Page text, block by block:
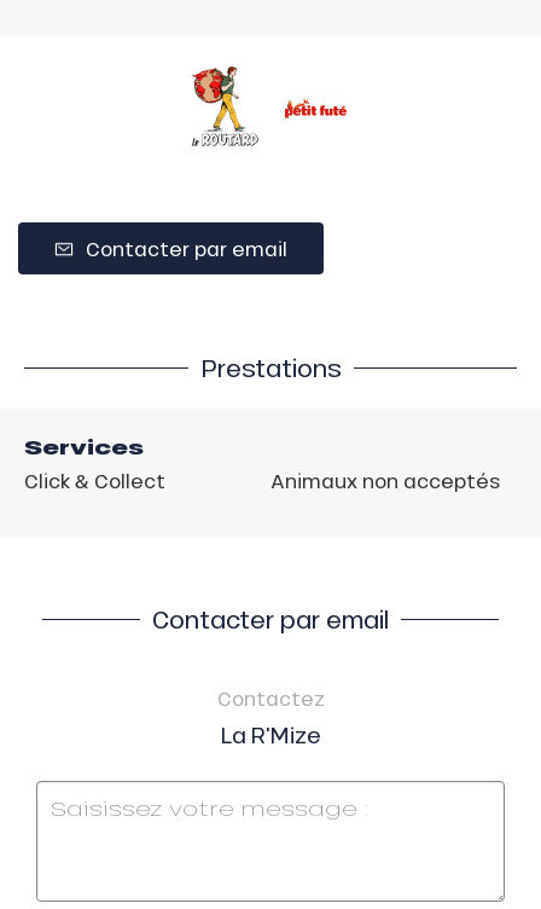
Contacter par email
Prestations
Services
Click & Collect Animaux non acceptés
Contacter par email
Contactez
La R'Mize